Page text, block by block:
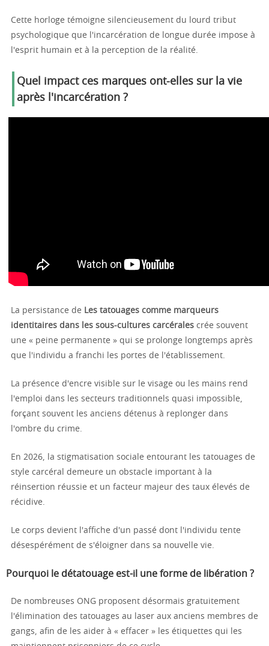
Cette horloge témoigne silencieusement du lourd tribut
psychologique que l'incarcération de longue durée impose à
l'esprit humain et à la perception de la réalité.
Quel impact ces marques ont-elles sur la vie
après l'incarcération ?
La persistance de Les tatouages comme marqueurs
identitaires dans les sous-cultures carcérales crée souvent
une « peine permanente » qui se prolonge longtemps après
que l'individu a franchi les portes de l'établissement.
La présence d'encre visible sur le visage ou les mains rend
l'emploi dans les secteurs traditionnels quasi impossible,
forçant souvent les anciens détenus à replonger dans
l'ombre du crime.
En 2026, la stigmatisation sociale entourant les tatouages de
style carcéral demeure un obstacle important à la
réinsertion réussie et un facteur majeur des taux élevés de
récidive.
Le corps devient l'affiche d'un passé dont l'individu tente
désespérément de s'éloigner dans sa nouvelle vie.
Pourquoi le détatouage est-il une forme de libération ?
De nombreuses ONG proposent désormais gratuitement
l'élimination des tatouages au laser aux anciens membres de
gangs, afin de les aider à « effacer » les étiquettes qui les